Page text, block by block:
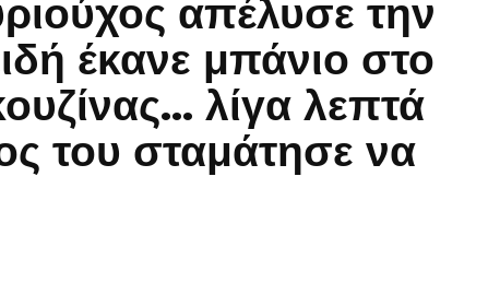
απέλυσε την
έκανε μπάνιο στο
λίγα λεπτά
του σταμάτησε να